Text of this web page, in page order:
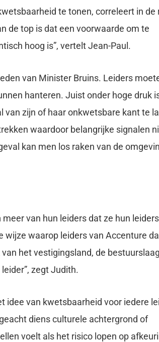
te tonen, correleert in de
de top is dat een voorwaarde om te
hoog is”, vertelt Jean-Paul.
van Minister Bruins. Leiders
hanteren. Juist onder hoge druk
van zijn of haar onkwetsbare kant te
waardoor belangrijke signalen
kan men los raken van de
van hun leiders dat ze hun
wijze waarop leiders van Accenture
het vestigingsland, de
zegt Judith.
idee van kwetsbaarheid voor iedere
diens culturele achtergrond of
voelt als het risico lopen op